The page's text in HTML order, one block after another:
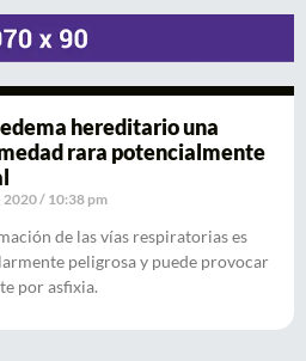
hereditario una
rara potencialmente
2020 10:38 pm
de las vías respiratorias es
peligrosa y puede provocar
por asfixia.